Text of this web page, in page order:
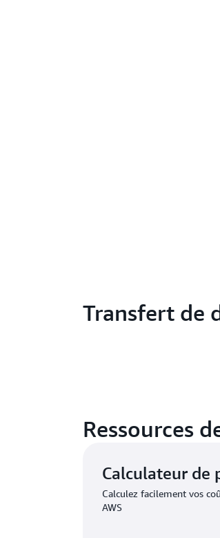
Transfert de
Ressources
Calculateur de
Calculez facilement vos
AWS